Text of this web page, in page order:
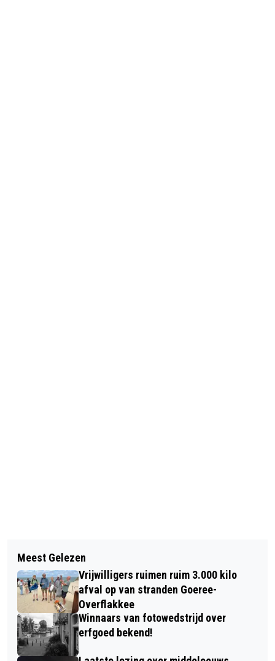
DIT IS ER TE DOEN OP GOEREE-
OVERFLAKKEE IN WEEK 19
Meest Gelezen
Vrijwilligers ruimen ruim 3.000 kilo
afval op van stranden Goeree-
Overflakkee
Winnaars van fotowedstrijd over
erfgoed bekend!